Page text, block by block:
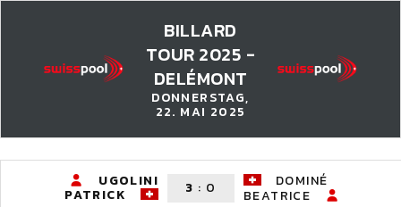
BILLARD
TOUR 2025 -
DELÉMONT
DONNERSTAG,
22. MAI 2025
UGOLINI
PATRICK 3 : 0
DOMINÉ
BEATRICE